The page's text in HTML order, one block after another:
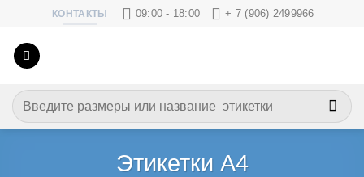
content
КОНТАКТЫ 09:00 - 18:00 + 7 (906) 2499966
Искать:
Этикетки А4